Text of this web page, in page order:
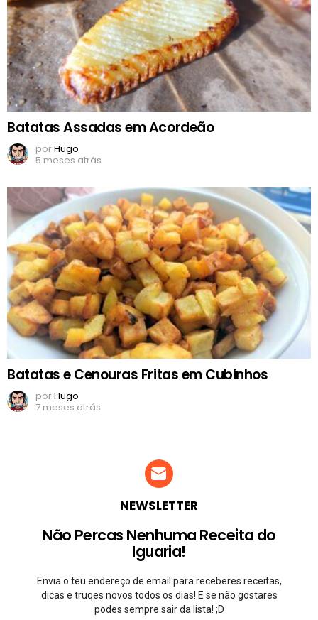
Batatas Assadas em Acordeão
porHugo
5 meses atrás
Batatas e Cenouras Fritas em Cubinhos
porHugo
7 meses atrás
NEWSLETTER
Não Percas Nenhuma Receita do
Iguaria!
Envia o teu endereço de email para receberes receitas,
dicas e truqes novos todos os dias! E se não gostares
podes sempre sair da lista! ;D